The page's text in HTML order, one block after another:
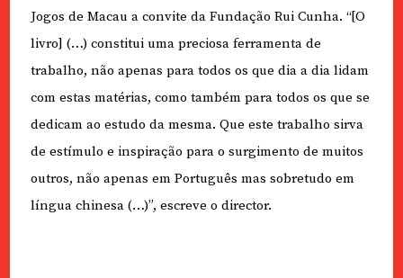
Jogos de Macau a convite da Fundação Rui Cunha. “[O
livro] (…) constitui uma preciosa ferramenta de
trabalho, não apenas para todos os que dia a dia lidam
com estas matérias, como também para todos os que se
dedicam ao estudo da mesma. Que este trabalho sirva
de estímulo e inspiração para o surgimento de muitos
outros, não apenas em Português mas sobretudo em
língua chinesa (…)”, escreve o director.